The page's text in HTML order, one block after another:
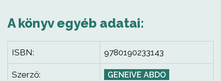
A könyv egyéb adatai:
ISBN: 9780190233143
Szerző: GENEIVE ABDO